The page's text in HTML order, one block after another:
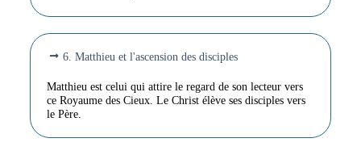
6. Matthieu et l'ascension des disciples
Matthieu est celui qui attire le regard de son lecteur vers
ce Royaume des Cieux. Le Christ élève ses disciples vers
le Père.